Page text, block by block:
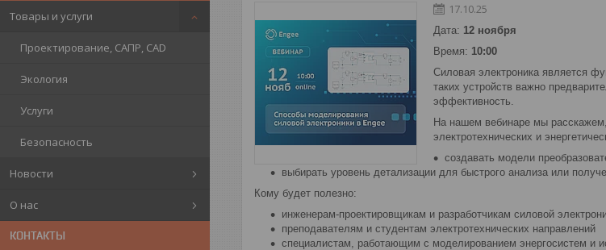
Товары и услуги
Проектирование, САПР, CAD
Экология
Услуги
Безопасность
Новости
О нас
КОНТАКТЫ
17.10.25
Дата: 12 ноября
Время: 10:00
Силовая электроника является
таких устройств важно
эффективность.
На нашем вебинаре мы
электротехнических и
создавать модели
выбирать уровень детализации для быстрого анализа или
Кому будет полезно:
инженерам-проектировщикам и разработчикам силовой
преподавателям и студентам электротехнических направлений
специалистам, работающим с моделированием энергосистем и